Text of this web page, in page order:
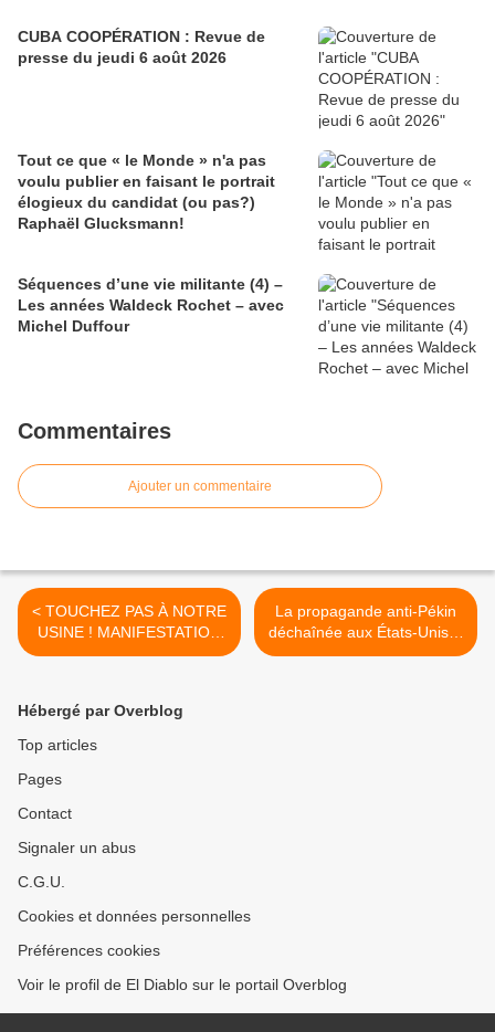
CUBA COOPÉRATION : Revue de
presse du jeudi 6 août 2026
Tout ce que « le Monde » n'a pas
voulu publier en faisant le portrait
élogieux du candidat (ou pas?)
Raphaël Glucksmann!
Séquences d’une vie militante (4) –
Les années Waldeck Rochet – avec
Michel Duffour
Commentaires
Ajouter un commentaire
< TOUCHEZ PAS À NOTRE
USINE ! MANIFESTATION
MONSTRE pour dénoncer
La propagande anti-Pékin
déchaînée aux États-Unis…
L’AIGLE ET LE DRAGON -
Hébergé par Overblog
Top articles
Pages
Contact
Signaler un abus
C.G.U.
Cookies et données personnelles
Préférences cookies
Voir le profil de El Diablo sur le portail Overblog